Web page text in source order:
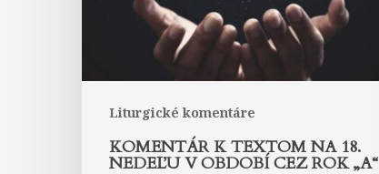
Liturgické komentáre
rok
KOMENTÁR K TEXTOM NA 18.
NEDEĽU V OBDOBÍ CEZ ROK „A“